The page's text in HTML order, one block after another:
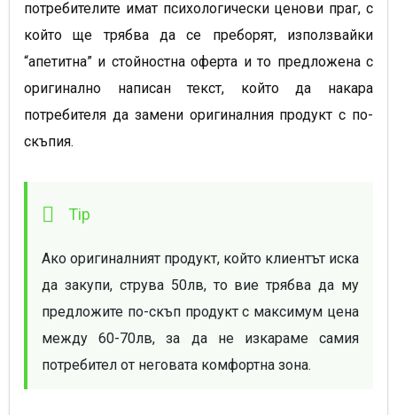
потребителите имат психологически ценови праг, с
който ще трябва да се преборят, използвайки
“апетитна” и стойностна оферта и то предложена с
оригинално написан текст, който да накара
потребителя да замени оригиналния продукт с по-
скъпия.
Ако оригиналният продукт, който клиентът иска
да закупи, струва 50лв, то вие трябва да му
предложите по-скъп продукт с максимум цена
между 60-70лв, за да не изкараме самия
потребител от неговата комфортна зона.